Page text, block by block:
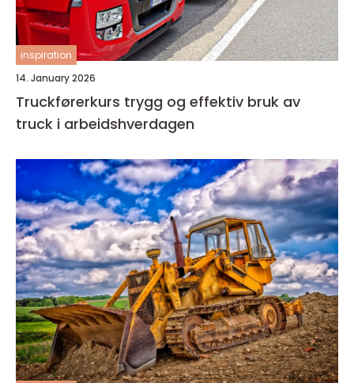
inspiration
14. January 2026
Truckførerkurs trygg og effektiv bruk av
truck i arbeidshverdagen